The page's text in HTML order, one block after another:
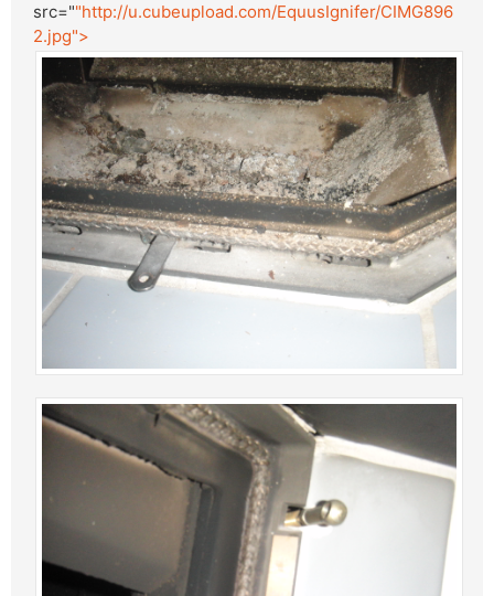
src=""http://u.cubeupload.com/EquusIgnifer/CIMG896
2.jpg">